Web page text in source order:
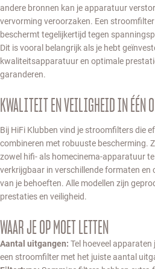
andere bronnen kan je apparatuur
vervorming veroorzaken. Een
beschermt tegelijkertijd tegen
Dit is vooral belangrijk als je hebt
kwaliteitsapparatuur en optimale
garanderen.
KWALITEIT EN VEILIGHEID IN ÉÉN
Bij HiFi Klubben vind je stroomfilters die
combineren met robuuste bescherming.
zowel hifi- als homecinema-apparatuur
verkrijgbaar in verschillende formaten
van je behoeften. Alle modellen zijn
prestaties en veiligheid.
WAAR JE OP MOET LETTEN
Aantal uitgangen: Tel hoeveel
een stroomfilter met het juiste aantal